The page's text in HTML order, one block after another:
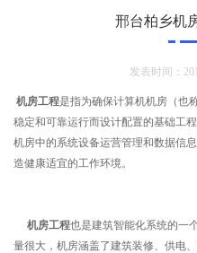
邢台柏乡机
发表时间：
机房工程是指为确保计算机机房（也
稳定和可靠运行而设计配置的基础工
机房中的系统设备运营管理和数据信
造健康适宜的工作环境。
机房工程也是建筑智能化系统的一
量很大，机房涵盖了建筑装修、供电